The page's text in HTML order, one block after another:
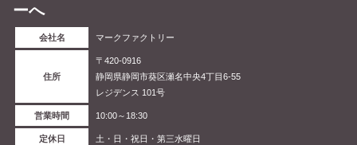
ーへ
会社名 マークファクトリー
住所
〒420-0916
静岡県静岡市葵区瀬名中央4丁目6-55
レジデンス 101号
営業時間 10:00～18:30
定休日 土・日・祝日・第三水曜日